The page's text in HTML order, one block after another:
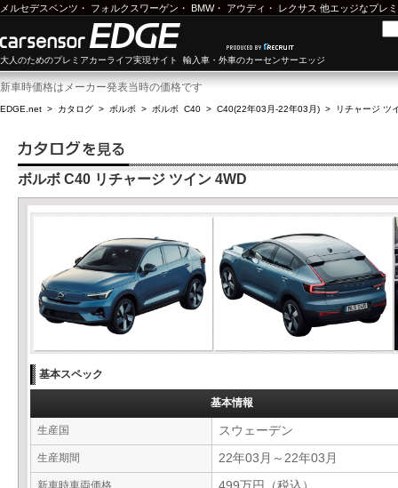
メルセデスベンツ ・ フォルクスワーゲン ・ BMW・ アウディ ・ レクサス 他エッジなプレ
大人のためのプレミアカーライフ実現サイト 輸入車・外車のカーセンサーエッジ
新車時価格はメーカー発表当時の価格です
EDGE.net > カタログ > ボルボ > ボルボ C40 > C40(22年03月-22年03月) > リチャージ ツ
ボルボ C40 リチャージ ツイン 4WD
基本スペック
基本情報
生産国 スウェーデン
生産期間 22年03月～22年03月
新車時車両価格